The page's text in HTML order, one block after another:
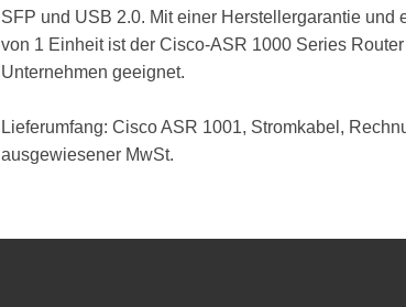
SFP und USB 2.0. Mit einer Herstellergarantie und
von 1 Einheit ist der Cisco-ASR 1000 Series
Unternehmen geeignet.
Lieferumfang: Cisco ASR 1001, Stromkabel,
ausgewiesener MwSt.